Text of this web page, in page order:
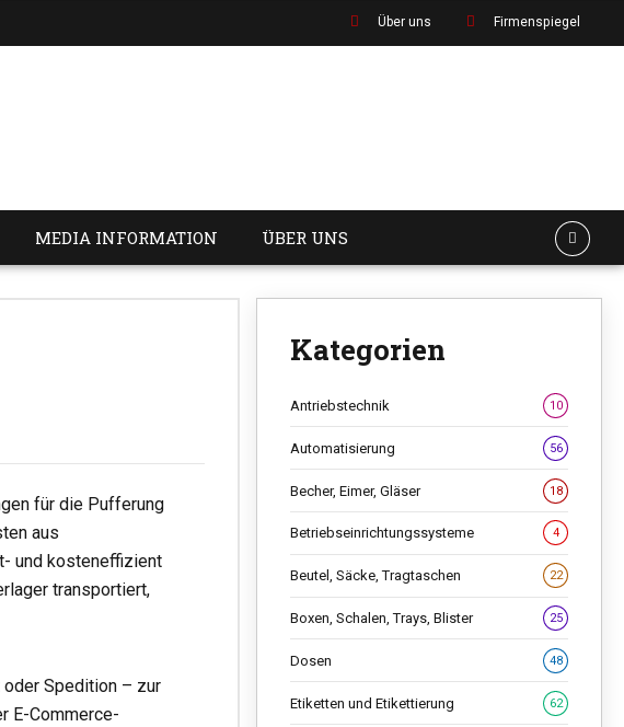
Über uns Firmenspiegel
MEDIA INFORMATION ÜBER UNS
für die Pufferung
aus
und kosteneffizient
transportiert,
Spedition – zur
E-Commerce-
Kategorien
Antriebstechnik 10
Automatisierung 56
Becher, Eimer, Gläser 18
Betriebseinrichtungssysteme 4
Beutel, Säcke, Tragtaschen 22
Boxen, Schalen, Trays, Blister 25
Dosen 48
Etiketten und Etikettierung 62